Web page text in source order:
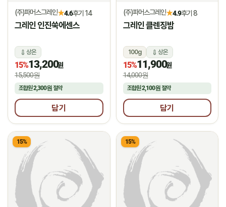
(주)파머스그레인★4.6후기 14
그레인 인진쑥에센스
상온
15%13,200원
15,500원
조합원2,300원 절약
담기
(주)파머스그레인★4.9후기 8
그레인 클렌징밤
100g 상온
15%11,900원
14,000원
조합원2,100원절약
담기
15% 15%